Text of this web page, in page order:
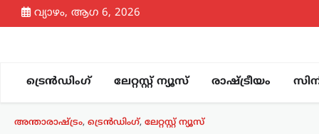
Skip
to
വ്യാഴം, ആഗ 6, 2026
ട്രെൻഡിംഗ് ലേറ്റസ്റ്റ് ന്യൂസ് രാഷ്ട്രീയം
അന്താരാഷ്ട്രം, ട്രെൻഡിംഗ്, ലേറ്റസ്റ്റ് ന്യൂസ്